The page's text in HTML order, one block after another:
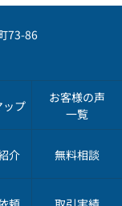
73-86
ップ
お客様の声
一覧
介 無料相談